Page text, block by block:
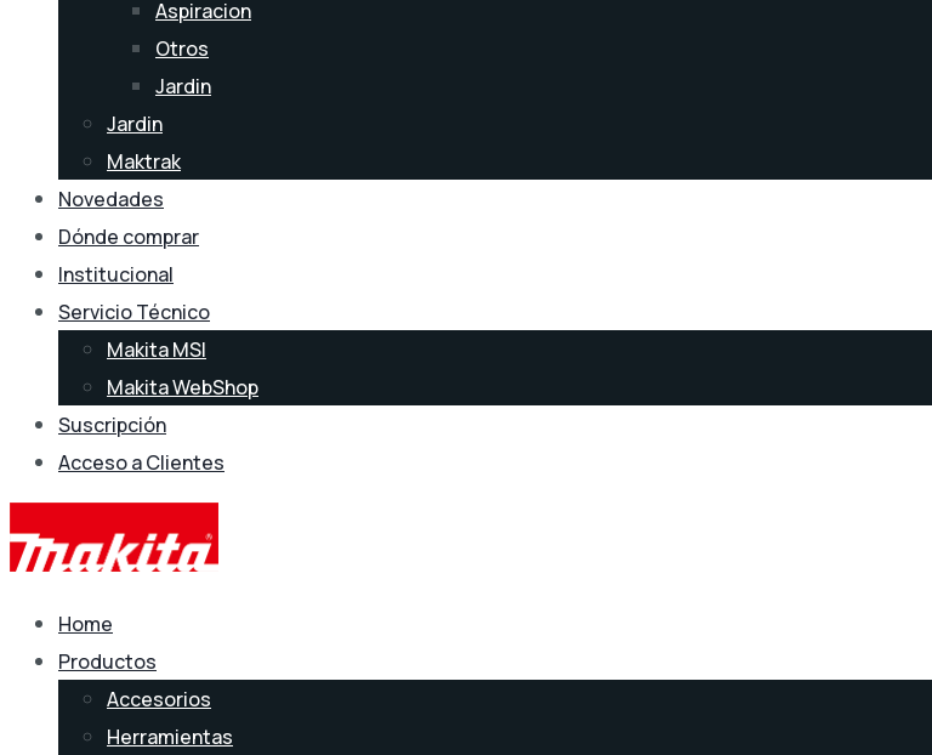
Aspiracion
Otros
Jardin
Jardin
Maktrak
Novedades
Dónde comprar
Institucional
Servicio Técnico
Makita MSI
Makita WebShop
Suscripción
Acceso a Clientes
Home
Productos
Accesorios
Herramientas